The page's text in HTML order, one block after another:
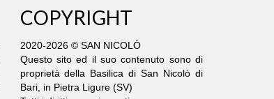
COPYRIGHT
2020-2026 © SAN NICOLÒ
Questo sito ed il suo contenuto sono di
proprietà della Basilica di San Nicolò di
Bari, in Pietra Ligure (SV)